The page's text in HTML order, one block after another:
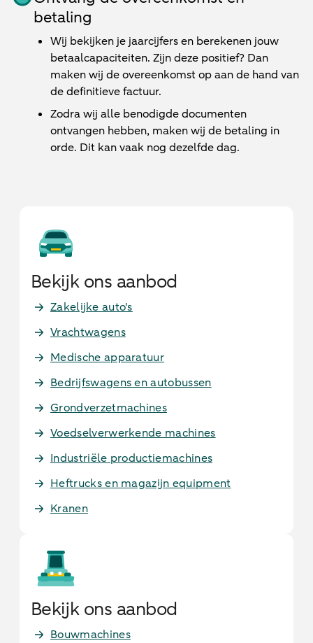
betaling
Wij bekijken je jaarcijfers en berekenen jouw
betaalcapaciteiten. Zijn deze positief? Dan
maken wij de overeenkomst op aan de hand van
de definitieve factuur.
Zodra wij alle benodigde documenten
ontvangen hebben, maken wij de betaling in
orde. Dit kan vaak nog dezelfde dag.
Bekijk ons aanbod
Zakelijke auto's
Vrachtwagens
Medische apparatuur
Bedrijfswagens en autobussen
Grondverzetmachines
Voedselverwerkende machines
Industriële productiemachines
Heftrucks en magazijn equipment
Kranen
Bekijk ons aanbod
Bouwmachines